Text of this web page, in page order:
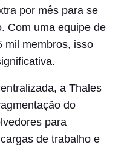
por mês para se
Com uma equipe de
mil membros, isso
a Thales
do
para
de trabalho e